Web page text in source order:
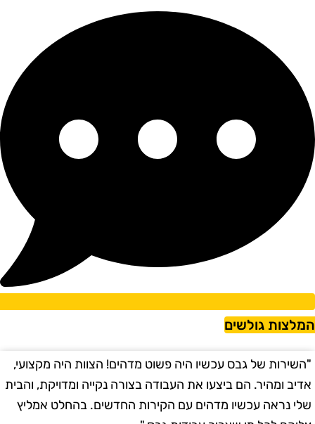
גולשים
"השירות של גבס עכשיו היה פשוט מדהים! הצוות היה מקצועי,
אדיב ומהיר. הם ביצעו את העבודה בצורה נקייה ומדויקת, והבית
שלי נראה עכשיו מדהים עם הקירות החדשים. בהחלט אמליץ